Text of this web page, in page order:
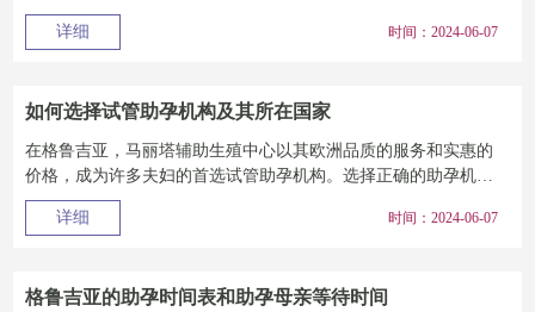
如马丽塔团队，将为...
详细
时间：2024-06-07
如何选择试管助孕机构及其所在国家
在格鲁吉亚，马丽塔辅助生殖中心以其欧洲品质的服务和实惠的
价格，成为许多夫妇的首选试管助孕机构。选择正确的助孕机构
和所在国家，是为您...
详细
时间：2024-06-07
格鲁吉亚的助孕时间表和助孕母亲等待时间